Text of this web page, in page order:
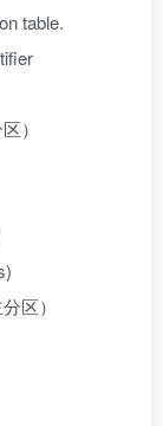
table.
）
区）